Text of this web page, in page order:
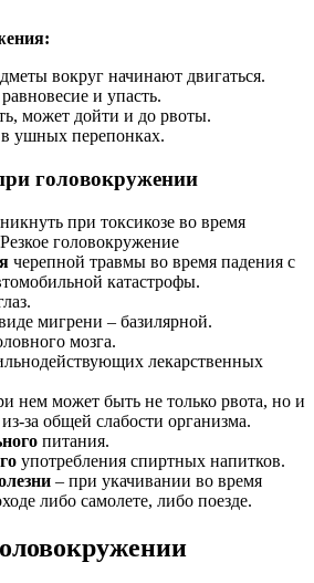
вокруг начинают двигаться.
и упасть.
может дойти и до рвоты.
в ушных перепонках.
головокружении
при токсикозе во время
черепной травмы во время падения с
катастрофы.
мигрени – базилярной.
мозга.
лекарственных
нем может быть не только рвота, но и
за общей слабости организма.
питания.
употребления спиртных напитков.
– при укачивании во время
либо самолете, либо поезде.